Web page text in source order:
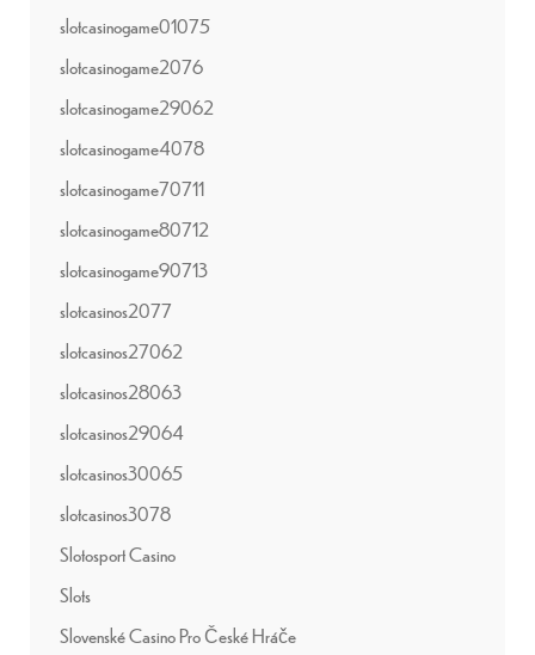
slotcasinogame01075
slotcasinogame2076
slotcasinogame29062
slotcasinogame4078
slotcasinogame70711
slotcasinogame80712
slotcasinogame90713
slotcasinos2077
slotcasinos27062
slotcasinos28063
slotcasinos29064
slotcasinos30065
slotcasinos3078
Slotosport Casino
Slots
Slovenské Casino Pro České Hráče